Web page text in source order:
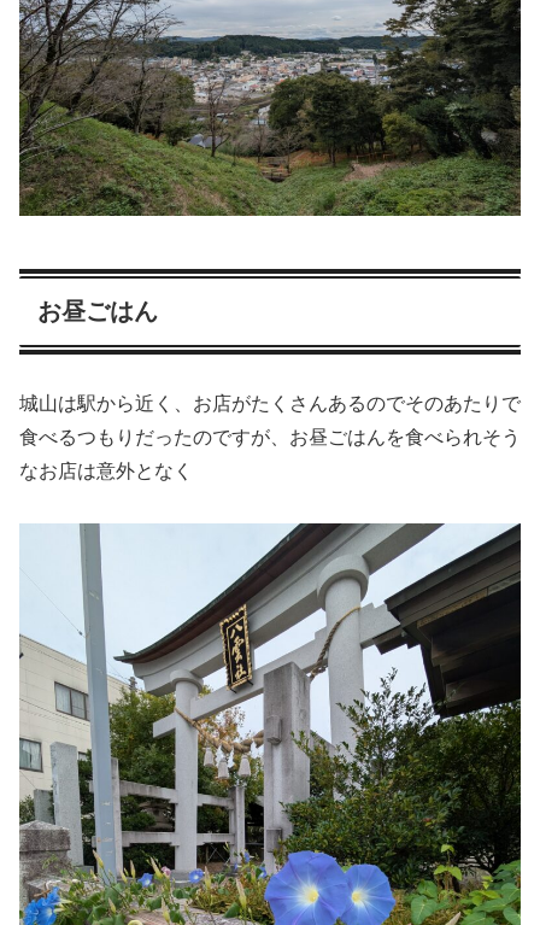
お昼ごはん
城山は駅から近く、お店がたくさんあるのでそのあたりで
食べるつもりだったのですが、お昼ごはんを食べられそう
なお店は意外となく